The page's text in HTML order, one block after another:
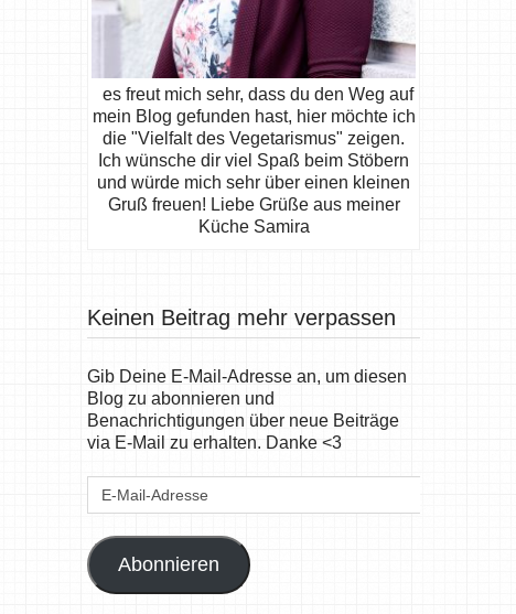
es freut mich sehr, dass du den Weg auf
mein Blog gefunden hast, hier möchte ich
die "Vielfalt des Vegetarismus" zeigen.
Ich wünsche dir viel Spaß beim Stöbern
und würde mich sehr über einen kleinen
Gruß freuen! Liebe Grüße aus meiner
Küche Samira
Keinen Beitrag mehr verpassen
Gib Deine E-Mail-Adresse an, um diesen
Blog zu abonnieren und
Benachrichtigungen über neue Beiträge
via E-Mail zu erhalten. Danke <3
E-
Abonnieren